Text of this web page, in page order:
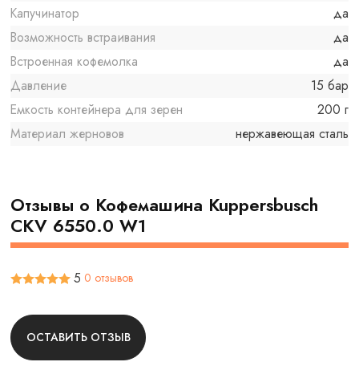
Капучинатор
да
Возможность встраивания
да
Встроенная кофемолка
да
Давление
15 бар
Емкость контейнера для зерен
200 г
Материал жерновов
нержавеющая сталь
Отзывы о Кофемашина Kuppersbusch
CKV 6550.0 W1
5 0 отзывов
ОСТАВИТЬ ОТЗЫВ